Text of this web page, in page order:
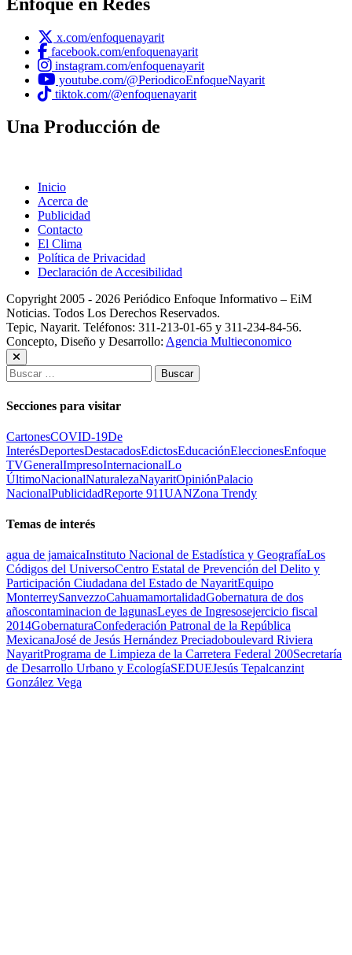
x.com/enfoquenayarit
facebook.com/enfoquenayarit
instagram.com/enfoquenayarit
youtube.com/@PeriodicoEnfoqueNayarit
tiktok.com/@enfoquenayarit
Una Producción de
Inicio
Acerca de
Publicidad
Contacto
El Clima
Política de Privacidad
Declaración de Accesibilidad
Copyright 2005 - 2026 Periódico Enfoque Informativo – EiM
Noticias. Todos Los Derechos Reservados.
Tepic, Nayarit. Teléfonos: 311-213-01-65 y 311-234-84-56.
Concepto, Diseño y Desarrollo: Agencia Multieconomico
Buscar:
Secciones para visitar
CartonesCOVID-19De
InterésDeportesDestacadosEdictosEducaciónEleccionesEnfoque
TVGeneralImpresoInternacionalLo
ÚltimoNacionalNaturalezaNayaritOpiniónPalacio
NacionalPublicidadReporte 911UANZona Trendy
Temas de interés
agua de jamaicaInstituto Nacional de Estadística y GeografíaLos
Códigos del UniversoCentro Estatal de Prevención del Delito y
Participación Ciudadana del Estado de NayaritEquipo
MonterreySanvezzoCahuamamortalidadGobernatura de dos
añoscontaminacion de lagunasLeyes de Ingresosejercicio fiscal
2014GobernaturaConfederación Patronal de la República
MexicanaJosé de Jesús Hernández Preciadoboulevard Riviera
NayaritPrograma de Limpieza de la Carretera Federal 200Secretaría
de Desarrollo Urbano y EcologíaSEDUEJesús Tepalcanzint
González Vega